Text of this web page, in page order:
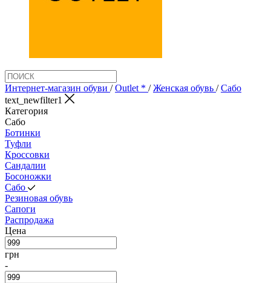
Интернет-магазин обуви /Outlet * /Женская обувь /Сабо
text_newfilter1
Категория
Сабо
Ботинки
Туфли
Кроссовки
Сандалии
Босоножки
Сабо
Резиновая обувь
Сапоги
Распродажа
Цена
грн
-